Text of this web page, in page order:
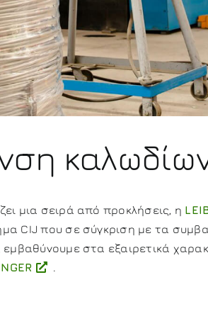
μια σειρά από προκλήσεις, η
CIJ που σε σύγκριση με τα
στα εξαιρετικά
.